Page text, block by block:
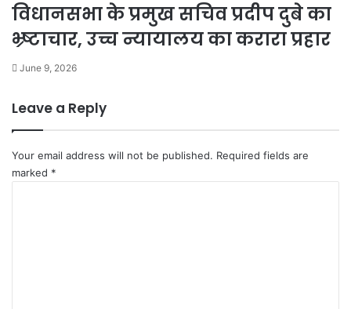
विधानसभा के प्रमुख सचिव प्रदीप दुबे का
भ्र्ष्टाचार, उच्च न्यायालय का करारा प्रहार
June 9, 2026
Leave a Reply
Your email address will not be published. Required fields are
marked *